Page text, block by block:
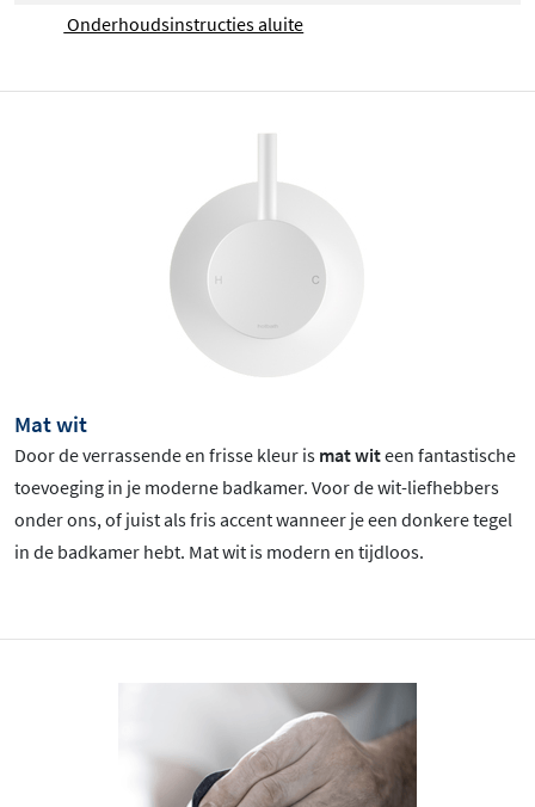
Onderhoudsinstructies aluite
Mat wit
Door de verrassende en frisse kleur is mat witeen fantastische
toevoeging in je moderne badkamer. Voor de wit-liefhebbers
onder ons, of juist als fris accent wanneer je een donkere tegel
in de badkamer hebt. Mat wit is modern en tijdloos.